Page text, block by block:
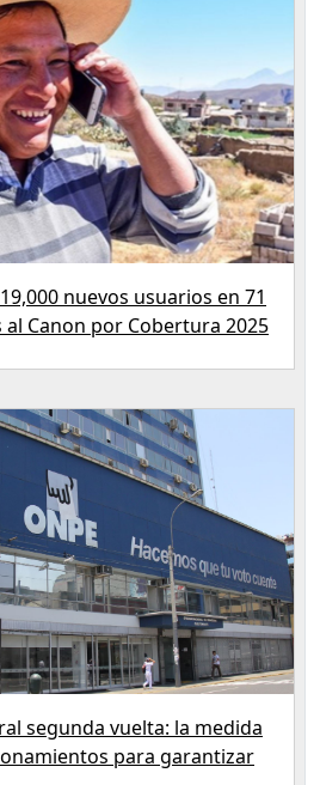
nuevos usuarios en 71
Canon por Cobertura 2025
segunda vuelta: la medida
para garantizar